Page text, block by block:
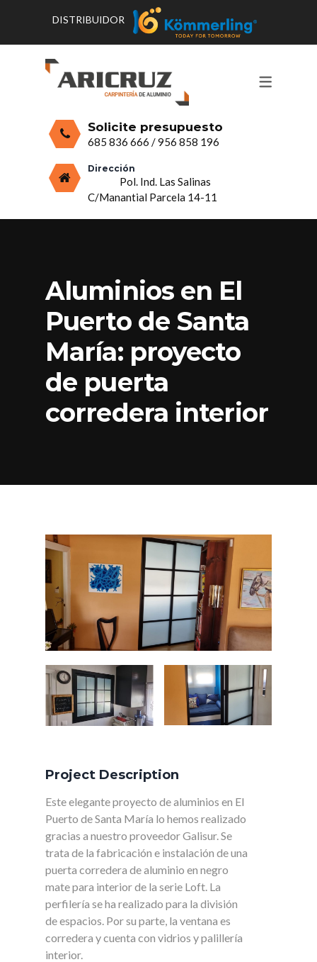
PRODUCTOS
PUERTAS, VENTANAS Y
CERRAMIENTOS, PORCHES Y TECHOS
ALUMINIO
CONTACTO Y HORARIOS
PRESUPUESTO
DISTRIBUIDOR
Solicite presupuesto
685 836 666 /956 858 196
Dirección
Pol. Ind. Las Salinas
C/Manantial Parcela 14-11
Aluminios en El
Puerto de Santa
María: proyecto
de puerta
corredera interior
Project Description
Este elegante proyecto de aluminios en El
Puerto de Santa María lo hemos realizado
gracias a nuestro proveedor Galisur. Se
trata de la fabricación e instalación de una
puerta corredera de aluminio en negro
mate para interior de la serie Loft. La
perfilería se ha realizado para la división
de espacios. Por su parte, la ventana es
corredera y cuenta con vidrios y palillería
interior.